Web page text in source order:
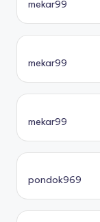
mekar99
mekar99
mekar99
pondok969